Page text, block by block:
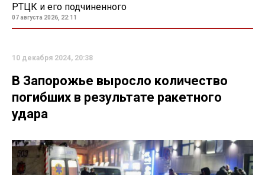
РТЦК и его подчиненного
07 августа 2026, 22:11
10 декабря 2024, 20:38
В Запорожье выросло количество
погибших в результате ракетного
удара